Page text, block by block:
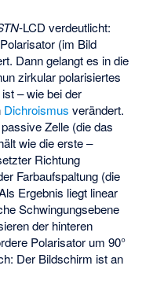
-LCD verdeutlicht:
(im Bild
Dann gelangt es in die
zirkular polarisiertes
– wie bei der
Dichroismus verändert.
Zelle (die das
wie die erste –
Richtung
Farbaufspaltung (die
Ergebnis liegt linear
Schwingungsebene
der hinteren
Polarisator um 90°
Der Bildschirm ist an